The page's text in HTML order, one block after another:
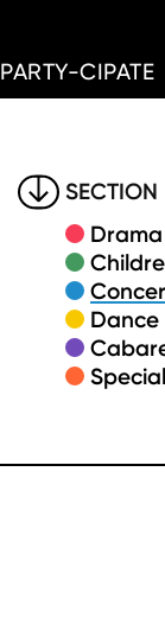
PARTY-CIPATE
SECTION
Drama
Dance